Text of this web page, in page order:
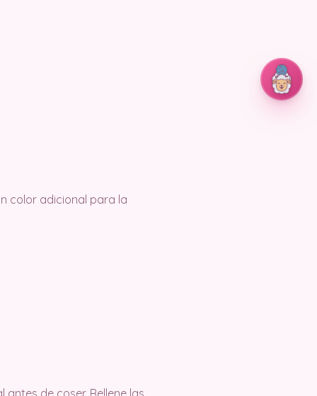
color adicional para la
de coser. Rellene las